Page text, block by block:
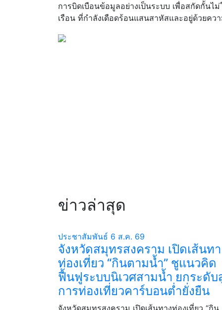
การบิดเบือนข้อมูลอย่างเป็นระบบ เพื่อสกัดกั้น
เรือน ที่กำลังเดือดร้อนแสนสาหัสและอยู่ด้วยคว
ข่าวล่าสุด
ประชาสัมพันธ์ 6 ส.ค. 69
จังหวัดสมุทรสงคราม เปิดเส้นท
ท่องเที่ยว “กินตามน้ำ” ชูแนวคิด
ฟื้นฟูระบบนิเวศสามน้ำ ยกระดับ
การท่องเที่ยวคาร์บอนต่ำยั่งยืน
จังหวัดสมุทรสงคราม เปิดเส้นทางท่องเที่ยว “กิน